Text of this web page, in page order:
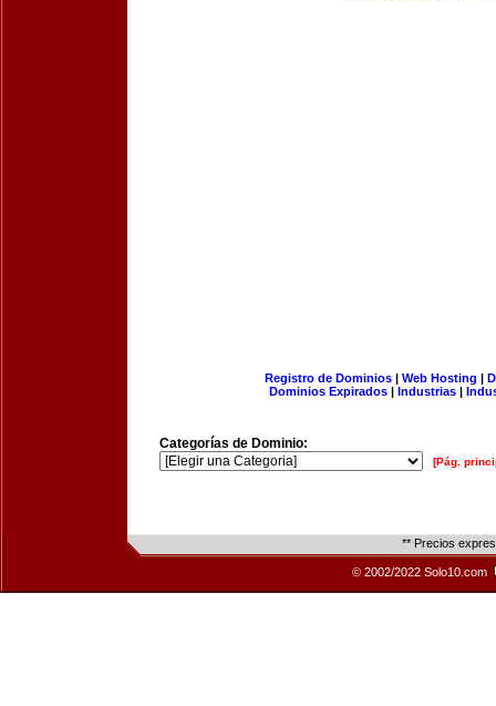
Registro de Dominios| Web Hosting |
Dominios Expirados | Industrias |
Categorías de Dominio:
[Pág.
** Precios
© 2002/2022 Solo10.com